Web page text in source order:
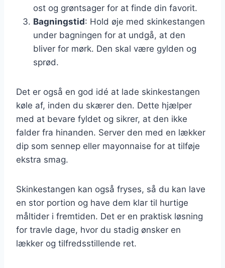
ost og grøntsager for at finde din favorit.
Bagningstid: Hold øje med skinkestangen
under bagningen for at undgå, at den
bliver for mørk. Den skal være gylden og
sprød.
Det er også en god idé at lade skinkestangen
køle af, inden du skærer den. Dette hjælper
med at bevare fyldet og sikrer, at den ikke
falder fra hinanden. Server den med en lækker
dip som sennep eller mayonnaise for at tilføje
ekstra smag.
Skinkestangen kan også fryses, så du kan lave
en stor portion og have dem klar til hurtige
måltider i fremtiden. Det er en praktisk løsning
for travle dage, hvor du stadig ønsker en
lækker og tilfredsstillende ret.